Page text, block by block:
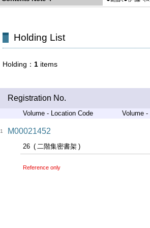
Holding List
Holding 1 items
Registration No.
Volume - Location Code Volume -
1 M00021452
26 二階集密書架
Reference only